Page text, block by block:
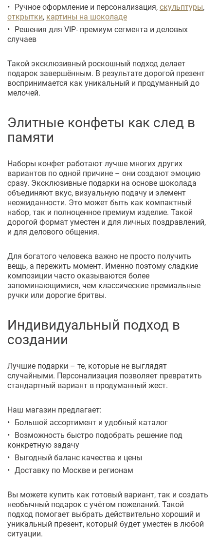
Ручное оформление и персонализация,скульптуры,
открытки, картины на шоколаде
Решения для VIP- премиум сегмента и деловых
случаев
Такой эксклюзивный роскошный подход делает
подарок завершённым. В результате дорогой презент
воспринимается как уникальный и продуманный до
мелочей.
Элитные конфеты как след в
памяти
Наборы конфет работают лучше многих других
вариантов по одной причине – они создают эмоцию
сразу. Эксклюзивные подарки на основе шоколада
объединяют вкус, визуальную подачу и элемент
неожиданности. Это может быть как компактный
набор, так и полноценное премиум изделие. Такой
дорогой формат уместен и для личных поздравлений,
и для делового общения.
Для богатого человека важно не просто получить
вещь, а пережить момент. Именно поэтому сладкие
композиции часто оказываются более
запоминающимися, чем классические премиальные
ручки или дорогие бритвы.
Индивидуальный подход в
создании
Лучшие подарки – те, которые не выглядят
случайными. Персонализация позволяет превратить
стандартный вариант в продуманный жест.
Наш магазин предлагает:
Большой ассортимент и удобный каталог
Возможность быстро подобрать решение под
конкретную задачу
Выгодный баланс качества и цены
Доставку по Москве и регионам
Вы можете купить как готовый вариант, так и создать
необычный подарок с учётом пожеланий. Такой
подход помогает выбрать действительно хороший и
уникальный презент, который будет уместен в любой
ситуации.